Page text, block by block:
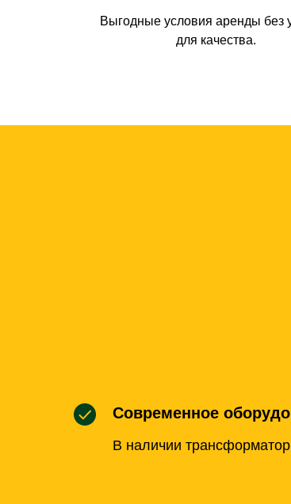
Выгодные условия аренды без
для качества.
Современное
В наличии